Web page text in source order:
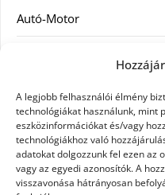
A legjobb felhasználói élmény
technológiákat használunk, mint
eszközinformációkat és/vagy
technológiákhoz való
adatokat dolgozzunk fel ezen az
vagy az egyedi azonosítók. A
visszavonása hátrányosan
Autó-Motor
Egészség
Egyéb
Étel